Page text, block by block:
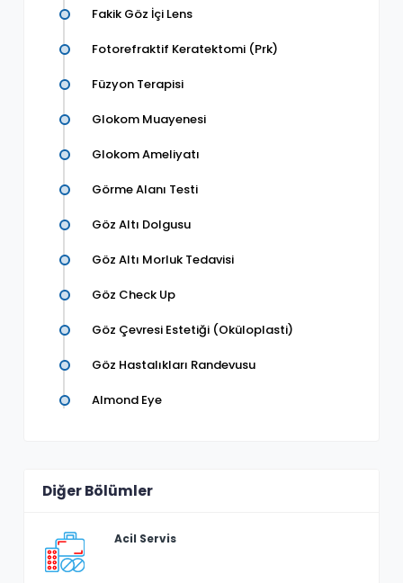
Fakik Göz İçi Lens
Fotorefraktif Keratektomi (Prk)
Füzyon Terapisi
Glokom Muayenesi
Glokom Ameliyatı
Görme Alanı Testi
Göz Altı Dolgusu
Göz Altı Morluk Tedavisi
Göz Check Up
Göz Çevresi Estetiği (Oküloplasti)
Göz Hastalıkları Randevusu
Almond Eye
Diğer Bölümler
Acil Servis